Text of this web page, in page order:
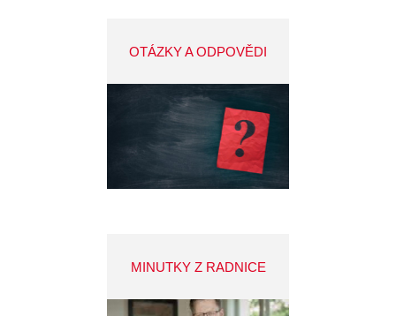
OTÁZKY A ODPOVĚDI
MINUTKY Z RADNICE